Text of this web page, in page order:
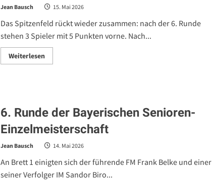
Jean Bausch 15. Mai 2026
Das Spitzenfeld rückt wieder zusammen: nach der 6. Runde
stehen 3 Spieler mit 5 Punkten vorne. Nach...
WeiterlesenRead
more
Bergen
6. Runde der Bayerischen Senioren-
Einzelmeisterschaft
Jean Bausch 14. Mai 2026
An Brett 1 einigten sich der führende FM Frank Belke und einer
seiner Verfolger IM Sandor Biro...